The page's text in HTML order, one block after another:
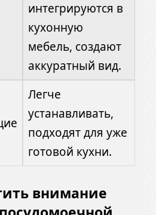
интегрируются в
кухонную
мебель, создают
аккуратный вид.
Легче
устанавливать,
подходят для уже
готовой кухни.
внимание